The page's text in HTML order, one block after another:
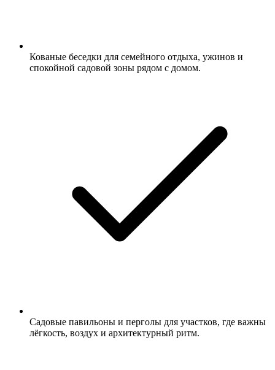
Кованые беседки для семейного отдыха, ужинов и
спокойной садовой зоны рядом с домом.
Садовые павильоны и перголы для участков, где важны
лёгкость, воздух и архитектурный ритм.